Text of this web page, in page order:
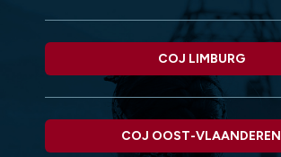
COJ LIMBURG
COJ OOST-VLAANDEREN